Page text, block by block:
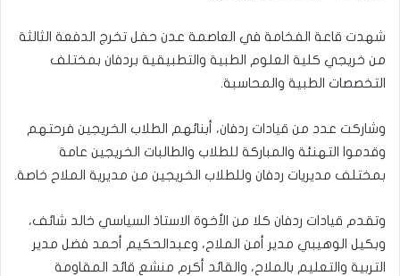
شهدت قاعة الفخامة في العاصمة عدن حفل تخرج الدفعة الثالثة
من خريجي كلية العلوم الطبية والتطبيقية بردفان بمختلف
التخصصات الطبية والمحاسبة.
وشاركت عدد من قيادات ردفان، أبنائهم الطلاب الخريجين فرحتهم
وقدموا التهنئة والمباركة للطلاب والطالبات الخريجين عامة
بمختلف مديريات ردفان وللطلاب الخريجين من مديرية الملاح خاصة.
وتقدم قيادات ردفان كلا من الأخوة الاستاذ السياسي خالد شائف،
وبكيل الوهيبي مدير أمن الملاح، وعبدالحكيم أحمد فضل مدير
التربية والتعليم بالملاح، والقائد أكرم منشع قائد المقاومة